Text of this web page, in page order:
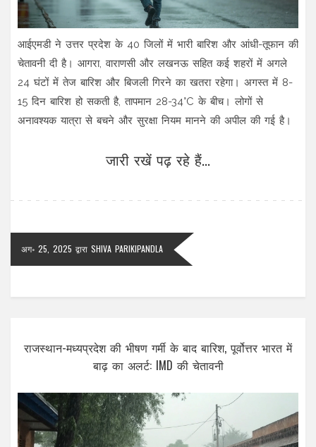
आईएमडी ने उत्तर प्रदेश के 40 जिलों में भारी बारिश और आंधी-तूफान की
चेतावनी दी है। आगरा, वाराणसी और लखनऊ सहित कई शहरों में अगले
24 घंटों में तेज बारिश और बिजली गिरने का खतरा रहेगा। अगस्त में 8-
15 दिन बारिश हो सकती है, तापमान 28-34°C के बीच। लोगों से
अनावश्यक यात्रा से बचने और सुरक्षा नियम मानने की अपील की गई है।
जारी रखें पढ़ रहे हैं...
अग॰ 25, 2025 द्वारा SHIVA PARIKIPANDLA
राजस्थान-मध्यप्रदेश की भीषण गर्मी के बाद बारिश, पूर्वोत्तर भारत में
बाढ़ का अलर्ट: IMD की चेतावनी